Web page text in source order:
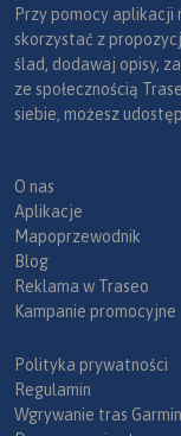
Przy pomocy
skorzystać z
ślad, dodawaj opisy,
ze społecznością
siebie, możesz
O nas
Aplikacje
Mapoprzewodnik
Blog
Reklama w Traseo
Kampanie promocyjne
Polityka prywatności
Regulamin
Wgrywanie tras Garmin